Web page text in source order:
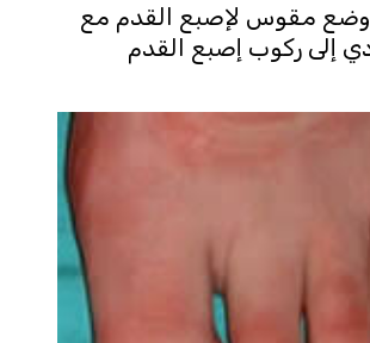
مقوس لإصبع القدم مع
إلى ركوب إصبع القدم